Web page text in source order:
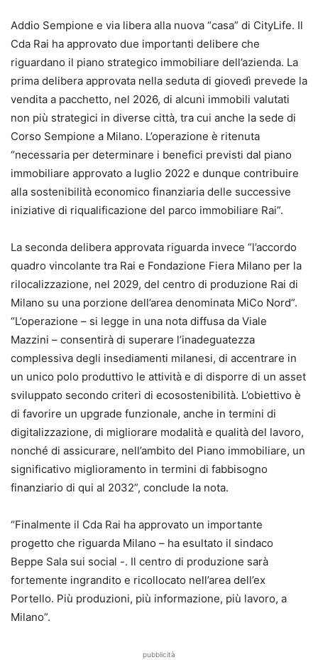
Addio Sempione e via libera alla nuova “casa” di CityLife. Il
Cda Rai ha approvato due importanti delibere che
riguardano il piano strategico immobiliare dell’azienda. La
prima delibera approvata nella seduta di giovedì prevede la
vendita a pacchetto, nel 2026, di alcuni immobili valutati
non più strategici in diverse città, tra cui anche la sede di
Corso Sempione a Milano. L’operazione è ritenuta
“necessaria per determinare i benefici previsti dal piano
immobiliare approvato a luglio 2022 e dunque contribuire
alla sostenibilità economico finanziaria delle successive
iniziative di riqualificazione del parco immobiliare Rai”.
La seconda delibera approvata riguarda invece “l’accordo
quadro vincolante tra Rai e Fondazione Fiera Milano per la
rilocalizzazione, nel 2029, del centro di produzione Rai di
Milano su una porzione dell’area denominata MiCo Nord”.
“L’operazione – si legge in una nota diffusa da Viale
Mazzini – consentirà di superare l’inadeguatezza
complessiva degli insediamenti milanesi, di accentrare in
un unico polo produttivo le attività e di disporre di un asset
sviluppato secondo criteri di ecosostenibilità. L’obiettivo è
di favorire un upgrade funzionale, anche in termini di
digitalizzazione, di migliorare modalità e qualità del lavoro,
nonché di assicurare, nell’ambito del Piano immobiliare, un
significativo miglioramento in termini di fabbisogno
finanziario di qui al 2032”, conclude la nota.
“Finalmente il Cda Rai ha approvato un importante
progetto che riguarda Milano – ha esultato il sindaco
Beppe Sala sui social -. Il centro di produzione sarà
fortemente ingrandito e ricollocato nell’area dell’ex
Portello. Più produzioni, più informazione, più lavoro, a
Milano”.
pubblicità